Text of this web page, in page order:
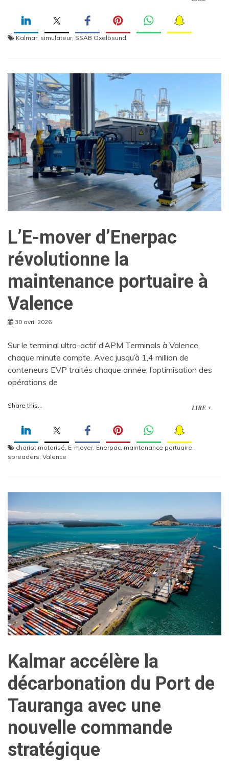
Kalmar, simulateur, SSAB Oxelösund
L’E-mover d’Enerpac
révolutionne la
maintenance portuaire à
Valence
30 avril 2026
Sur le terminal ultra-actif d’APM Terminals à Valence,
chaque minute compte. Avec jusqu’à 1,4 million de
conteneurs EVP traités chaque année, l’optimisation des
opérations de
Share this... LIRE +
chariot motorisé, E-mover, Enerpac, maintenance portuaire,
spreaders, Valence
Kalmar accélère la
décarbonation du Port de
Tauranga avec une
nouvelle commande
stratégique